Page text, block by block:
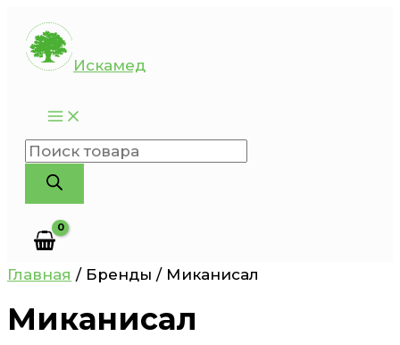
Перейти
содержимому
Искамед
Поиск
товаров
Главная / Бренды / Миканисал
Миканисал